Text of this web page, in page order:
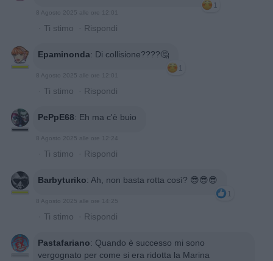
1
8 Agosto 2025 alle ore 12:01
· Ti stimo · Rispondi
Epaminonda: Di collisione????🤔
1
8 Agosto 2025 alle ore 12:01
· Ti stimo · Rispondi
PePpE68: Eh ma c'è buio
8 Agosto 2025 alle ore 12:24
· Ti stimo · Rispondi
Barbyturiko: Ah, non basta rotta così? 😎😎😎
1
8 Agosto 2025 alle ore 14:25
· Ti stimo · Rispondi
Pastafariano: Quando è successo mi sono
vergognato per come si era ridotta la Marina